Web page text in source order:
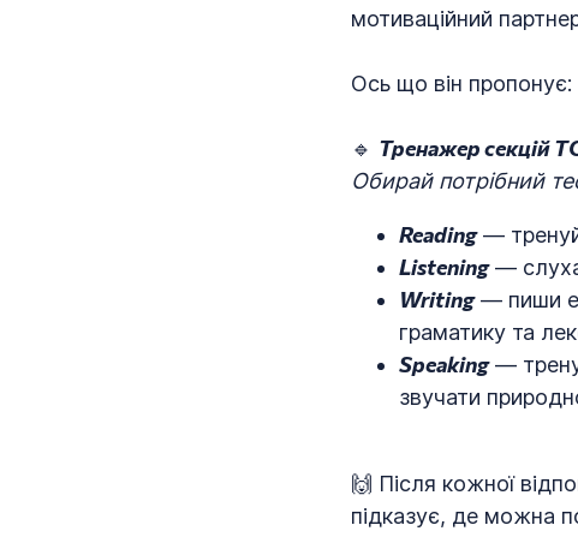
мотиваційний
Ось що він пропонує:
🔹 Тренажер секцій
Обирай потрібний
Reading— тренуй
Listening—
Writing— пиши
граматику та
Speaking—
звучати
🙌 Після кожної
підказує, де можна